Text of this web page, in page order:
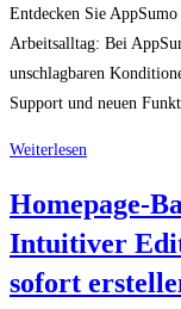
Entdecken Sie
Arbeitsalltag: Bei
unschlagbaren
Support und neuen
Weiterlesen
Deals
–
Exklusive
Lifetime-
Homepage-
Intuitiver
sofort